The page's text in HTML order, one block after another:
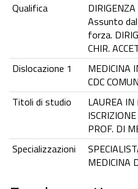
Qualifica
Assunto
forza.
CHIR.
Dislocazione 1
MEDICINA
CDC
Titoli di studio
LAUREA IN
PROF. DI
Specializzazioni
MEDICINA